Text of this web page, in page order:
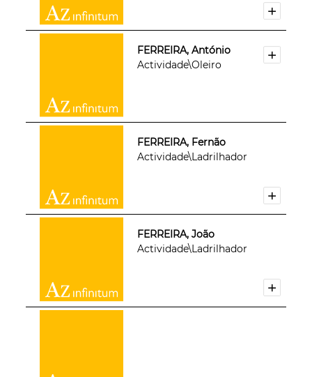
FERREIRA, António
Actividade\Oleiro
FERREIRA, Fernão
Actividade\Ladrilhador
FERREIRA, João
Actividade\Ladrilhador